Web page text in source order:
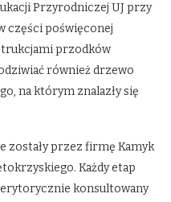
Przyrodniczej UJ przy
części poświęconej
przodków
również drzewo
na którym znalazły się
zostały przez firmę Kamyk
Każdy etap
konsultowany